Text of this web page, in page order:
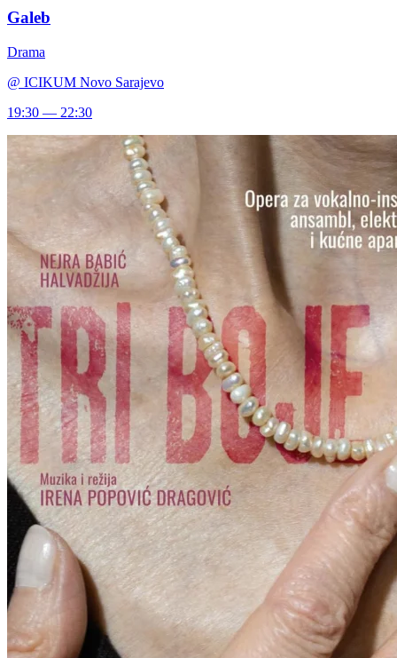
Galeb
Drama
@ ICIKUM Novo Sarajevo
19:30 — 22:30